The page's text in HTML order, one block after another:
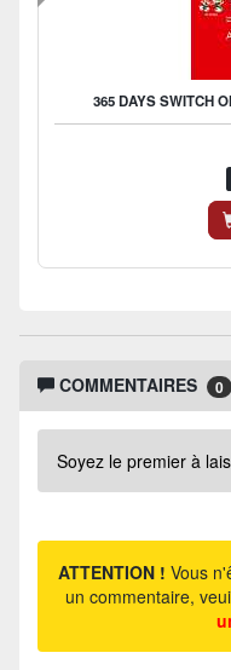
365 DAYS SWITCH
COMMENTAIRES 0
Soyez le premier à
ATTENTION ! Vous
un commentaire,